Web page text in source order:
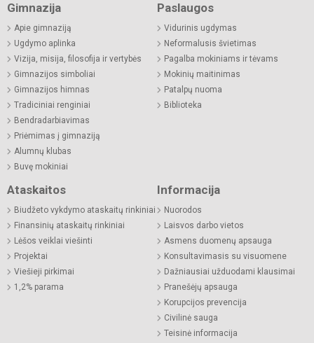
Gimnazija
Apie gimnaziją
Ugdymo aplinka
Vizija, misija, filosofija ir vertybės
Gimnazijos simboliai
Gimnazijos himnas
Tradiciniai renginiai
Bendradarbiavimas
Priėmimas į gimnaziją
Alumnų klubas
Buvę mokiniai
Paslaugos
Vidurinis ugdymas
Neformalusis švietimas
Pagalba mokiniams ir tėvams
Mokinių maitinimas
Patalpų nuoma
Biblioteka
Ataskaitos
Biudžeto vykdymo ataskaitų rinkiniai
Finansinių ataskaitų rinkiniai
Lėšos veiklai viešinti
Projektai
Viešieji pirkimai
1,2% parama
Informacija
Nuorodos
Laisvos darbo vietos
Asmens duomenų apsauga
Konsultavimasis su visuomene
Dažniausiai užduodami klausimai
Pranešėjų apsauga
Korupcijos prevencija
Civilinė sauga
Teisinė informacija